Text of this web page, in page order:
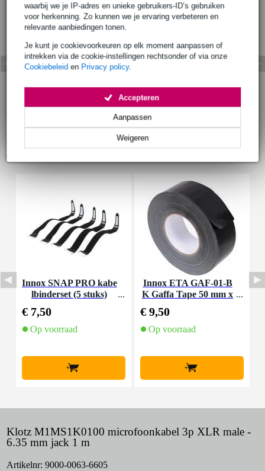
waarbij we je IP-adres en unieke gebruikers-ID’s gebruiken
voor herkenning. Zo kunnen we je ervaring verbeteren en
relevante aanbiedingen tonen.
Je kunt je cookievoorkeuren op elk moment aanpassen of
intrekken via de cookie-instellingen rechtsonder of via onze
Cookiebeleid en Privacy policy.
Weigeren
Aanpassen
Accepteren
Innox SNAP PRO kabe
lbinderset (5 stuks)
€ 7,50
Op voorraad
+
Innox ETA GAF-01-B
K Gaffa Tape 50 mm x
€ 9,50
Op voorraad
+
Klotz M1MS1K0100 microfoonkabel 3p XLR male -
6.35 mm jack 1 m
Artikelnr: 9000-0063-6605